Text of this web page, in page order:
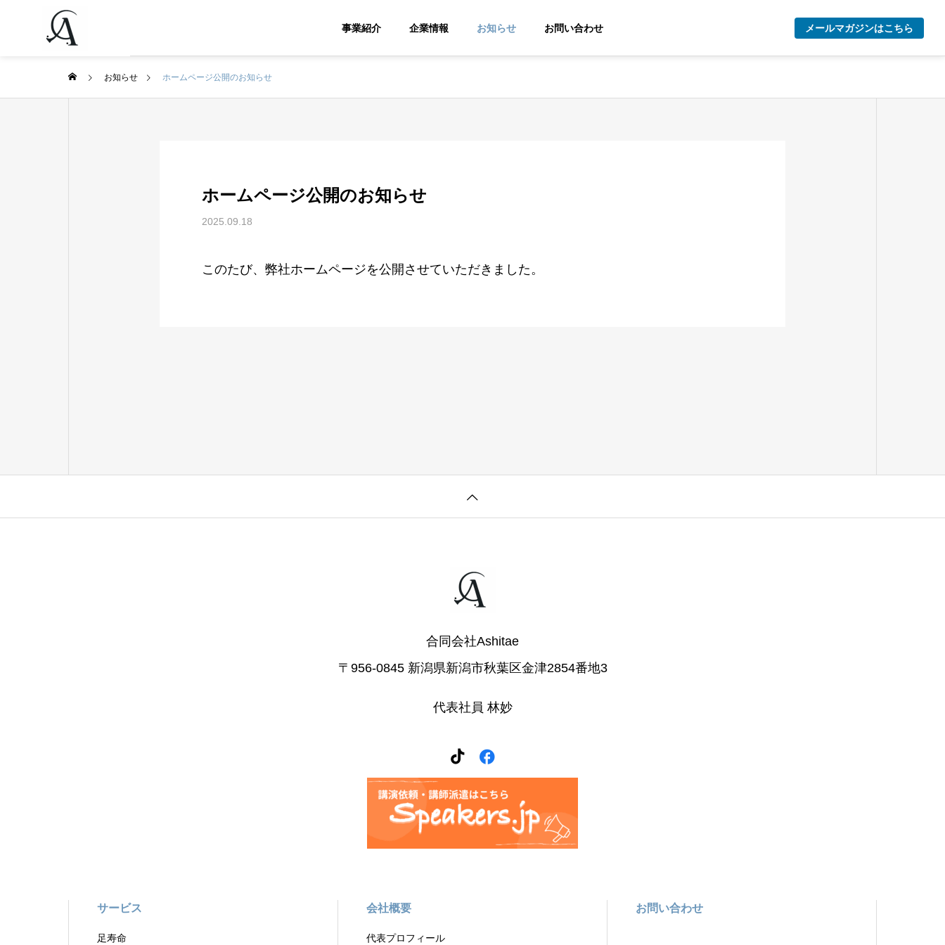
事業紹介 企業情報 お知らせ お問い合わせ メールマガジンはこちら
お知らせ ホームページ公開のお知らせ
ホームページ公開のお知らせ
2025.09.18
このたび、弊社ホームページを公開させていただきました。
合同会社Ashitae
〒956-0845 新潟県新潟市秋葉区金津2854番地3
代表社員 林妙
サービス
足寿命
会社概要
代表プロフィール
お問い合わせ